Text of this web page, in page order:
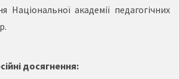
Національної академії педагогічних
досягнення: